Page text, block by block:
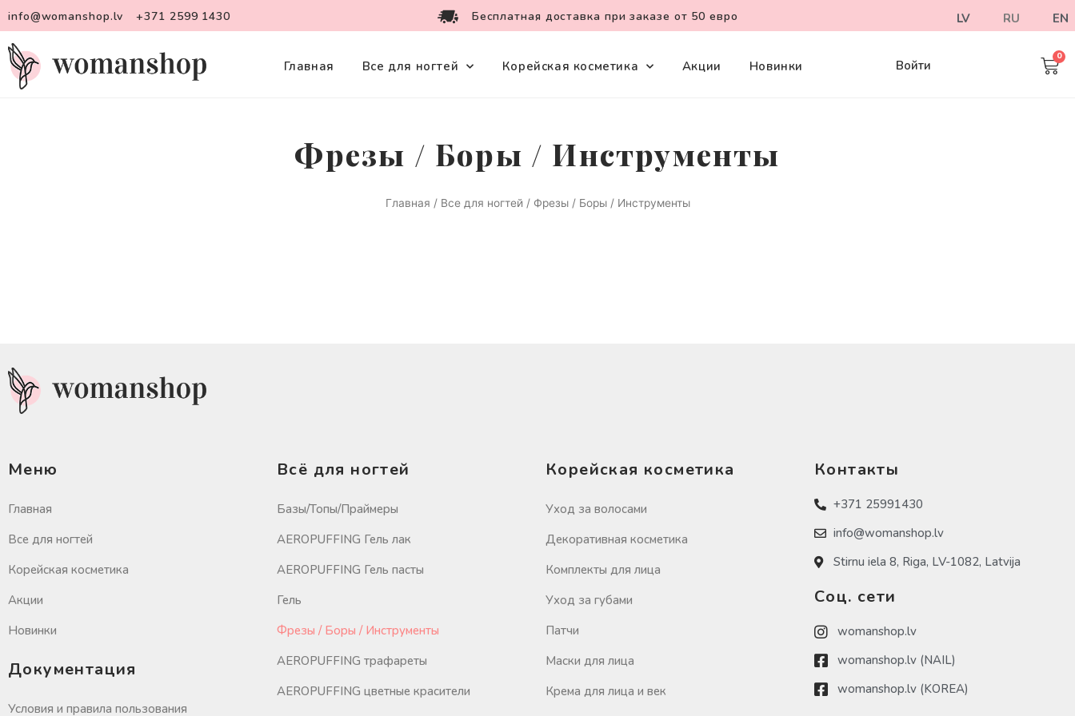
info@womanshop.lv +371 2599 1430 Бесплатная доставка при заказе от 50 евро LV RU EN
Главная Все для ногтей Корейская косметика Акции Новинки Войти
Фрезы / Боры / Инструменты
Главная / Все для ногтей / Фрезы / Боры / Инструменты
Меню
Главная
Все для ногтей
Корейская косметика
Акции
Новинки
Документация
Условия и правила пользования
Всё для ногтей
Базы/Топы/Праймеры
AEROPUFFING Гель лак
AEROPUFFING Гель пасты
Гель
Фрезы / Боры / Инструменты
AEROPUFFING трафареты
AEROPUFFING цветные красители
Корейская косметика
Уход за волосами
Декоративная косметика
Комплекты для лица
Уход за губами
Патчи
Маски для лица
Крема для лица и век
Контакты
+371 25991430
info@womanshop.lv
Stirnu iela 8, Riga, LV-1082, Latvija
Соц. сети
womanshop.lv
womanshop.lv (NAIL)
womanshop.lv (KOREA)